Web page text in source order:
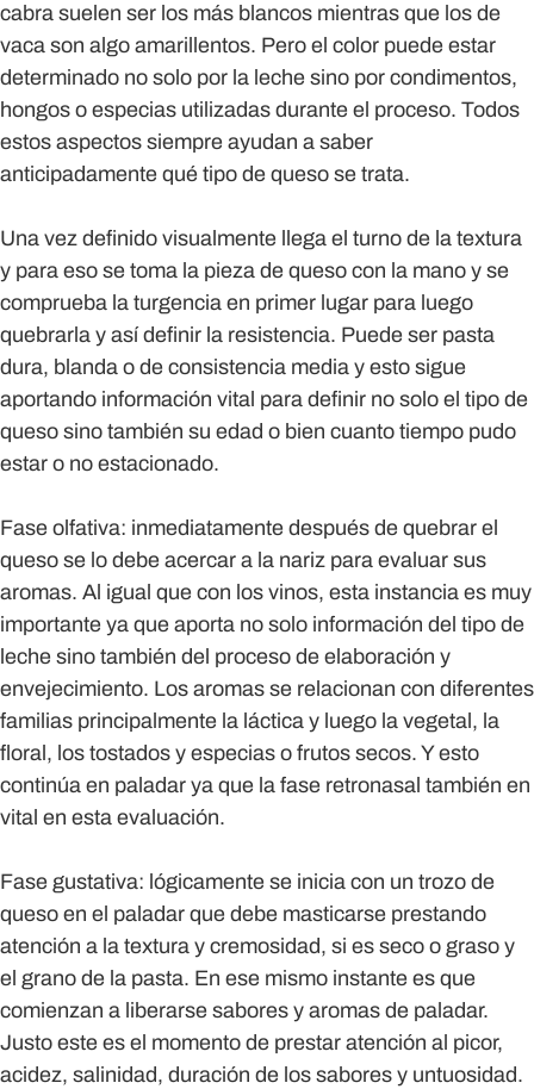
cabra suelen ser los más blancos mientras que los de
vaca son algo amarillentos. Pero el color puede estar
determinado no solo por la leche sino por condimentos,
hongos o especias utilizadas durante el proceso. Todos
estos aspectos siempre ayudan a saber
anticipadamente qué tipo de queso se trata.
Una vez definido visualmente llega el turno de la textura
y para eso se toma la pieza de queso con la mano y se
comprueba la turgencia en primer lugar para luego
quebrarla y así definir la resistencia. Puede ser pasta
dura, blanda o de consistencia media y esto sigue
aportando información vital para definir no solo el tipo de
queso sino también su edad o bien cuanto tiempo pudo
estar o no estacionado.
Fase olfativa: inmediatamente después de quebrar el
queso se lo debe acercar a la nariz para evaluar sus
aromas. Al igual que con los vinos, esta instancia es muy
importante ya que aporta no solo información del tipo de
leche sino también del proceso de elaboración y
envejecimiento. Los aromas se relacionan con diferentes
familias principalmente la láctica y luego la vegetal, la
floral, los tostados y especias o frutos secos. Y esto
continúa en paladar ya que la fase retronasal también en
vital en esta evaluación.
Fase gustativa: lógicamente se inicia con un trozo de
queso en el paladar que debe masticarse prestando
atención a la textura y cremosidad, si es seco o graso y
el grano de la pasta. En ese mismo instante es que
comienzan a liberarse sabores y aromas de paladar.
Justo este es el momento de prestar atención al picor,
acidez, salinidad, duración de los sabores y untuosidad.